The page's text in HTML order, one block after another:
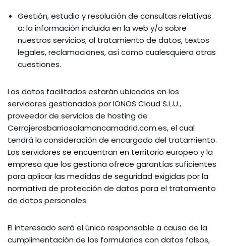
Gestión, estudio y resolución de consultas relativas
a: la información incluida en la web y/o sobre
nuestros servicios; al tratamiento de datos, textos
legales, reclamaciones, así como cualesquiera otras
cuestiones.
Los datos facilitados estarán ubicados en los
servidores gestionados por IONOS Cloud S.L.U.,
proveedor de servicios de hosting de
Cerrajerosbarriosalamancamadrid.com.es, el cual
tendrá la consideración de encargado del tratamiento.
Los servidores se encuentran en territorio europeo y la
empresa que los gestiona ofrece garantías suficientes
para aplicar las medidas de seguridad exigidas por la
normativa de protección de datos para el tratamiento
de datos personales.
El interesado será el único responsable a causa de la
cumplimentación de los formularios con datos falsos,